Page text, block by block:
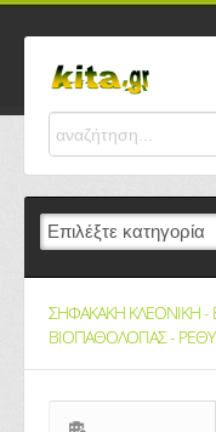
ΣΗΦΑΚΑΚΗ ΚΛΕΟΝΙΚΗ -
ΒΙΟΠΑΘΟΛΟΓΙΑΣ -